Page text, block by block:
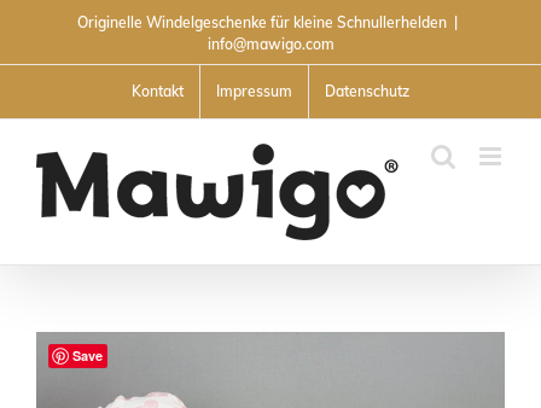
content
Originelle Windelgeschenke für kleine Schnullerhelden
info@mawigo.com
Kontakt Impressum Datenschutz
Save